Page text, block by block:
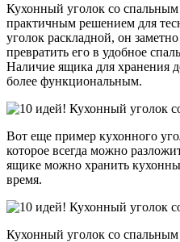
Кухонный уголок со спальным
практичным решением для
уголок раскладной, он
превратить его в удобное
Наличие ящика для хранения
более функциональным.
Вот еще пример кухонного
которое всегда можно
ящике можно хранить
время.
Кухонный уголок со спальным